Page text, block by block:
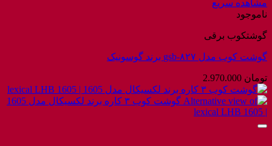
مشاهده سریع
ناموجود
گوشتکوب برقی
گوشت کوب مدل gsb-۸۲۷ برند گوسونیک
تومان